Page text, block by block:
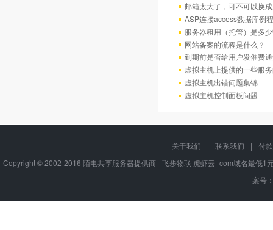
邮箱太大了，可不可以换
ASP连接access数据库例程
服务器租用（托管）是多
网站备案的流程是什么？
到期前是否给用户发催费
虚拟主机上提供的一些服
虚拟主机出错问题集锦
虚拟主机控制面板问题
关于我们 | 联系我们 |
付
Copyright © 2002-2016 陌电共享服务器提供商 - 飞步物联 虎虾云 -com域名最低
案号